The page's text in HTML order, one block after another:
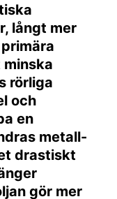
långt mer
rörliga
och
en
metall-
drastiskt
gör mer